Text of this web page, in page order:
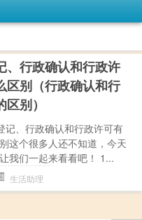
、行政确认和行政许
区别（行政确认和行
别）
记、行政确认和行政许可有
这个很多人还不知道，今天
我们一起来看看吧！ 1...
生活助理